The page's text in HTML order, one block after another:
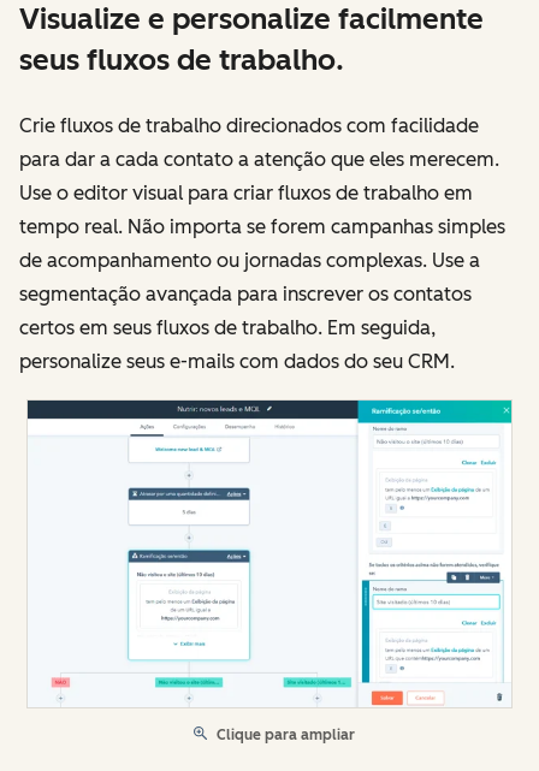
Visualize e personalize facilmente
seus fluxos de trabalho.
Crie fluxos de trabalho direcionados com facilidade
para dar a cada contato a atenção que eles merecem.
Use o editor visual para criar fluxos de trabalho em
tempo real. Não importa se forem campanhas simples
de acompanhamento ou jornadas complexas. Use a
segmentação avançada para inscrever os contatos
certos em seus fluxos de trabalho. Em seguida,
personalize seus e-mails com dados do seu CRM.
Clique para ampliar